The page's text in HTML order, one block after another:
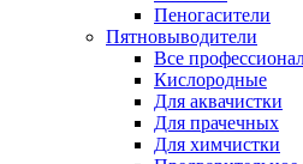
Пеногасители
Пятновыводители
Все
Кислородные
Для аквачистки
Для прачечных
Для химчистки